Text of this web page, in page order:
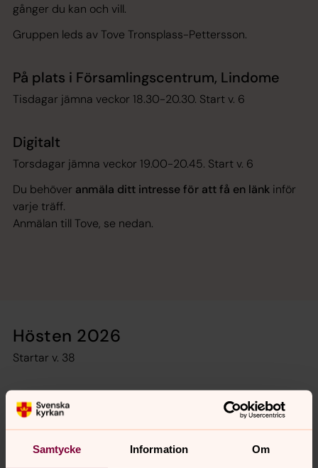
Samtycke Information Om
gånger du kan och vill.
Gruppen leds av Tove Tronsplass-Pettersson.
På plats i Församlingscentrum, Lindome
Tisdagar jämna veckor 18.30-20.30. Start v. 6
Digitalt
Torsdagar jämna veckor 19.00-20.45. Start v. 6
Du behöver anmäla ditt intresse för att få en länk inför
varje träff.
Anmälan till Tove, se nedan.
Hösten 2026
Startar v. 38